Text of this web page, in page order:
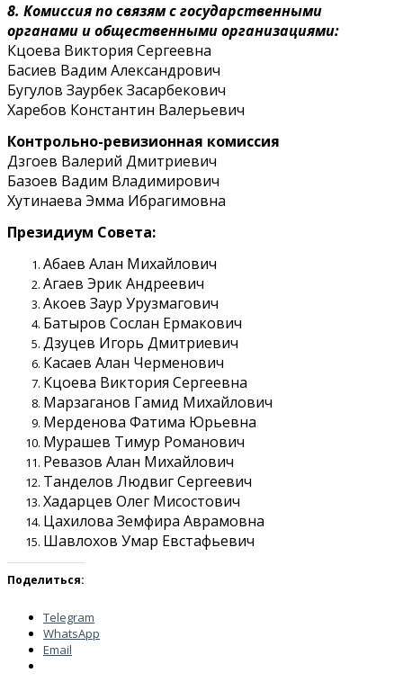
8. Комиссия по связям с государственными
органами и общественными организациями:
Кцоева Виктория Сергеевна
Басиев Вадим Александрович
Бугулов Заурбек Засарбекович
Харебов Константин Валерьевич
Контрольно-ревизионная комиссия
Дзгоев Валерий Дмитриевич
Базоев Вадим Владимирович
Хутинаева Эмма Ибрагимовна
Президиум Совета:
Абаев Алан Михайлович
Агаев Эрик Андреевич
Акоев Заур Урузмагович
Батыров Сослан Ермакович
Дзуцев Игорь Дмитриевич
Касаев Алан Черменович
Кцоева Виктория Сергеевна
Марзаганов Гамид Михайлович
Мерденова Фатима Юрьевна
Мурашев Тимур Романович
Ревазов Алан Михайлович
Танделов Людвиг Сергеевич
Хадарцев Олег Мисостович
Цахилова Земфира Аврамовна
Шавлохов Умар Евстафьевич
Поделиться:
Telegram
WhatsApp
Email